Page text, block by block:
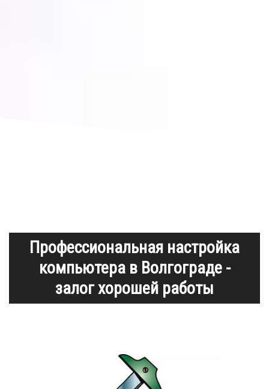
Профессиональная настройка
компьютера в Волгограде -
залог хорошей работы